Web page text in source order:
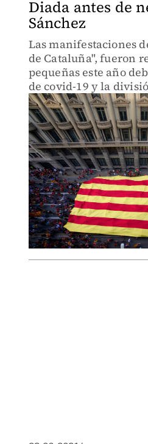
Diada antes de
Sánchez
Las manifestaciones
de Cataluña", fueron
pequeñas este año
de covid-19 y la
movimiento